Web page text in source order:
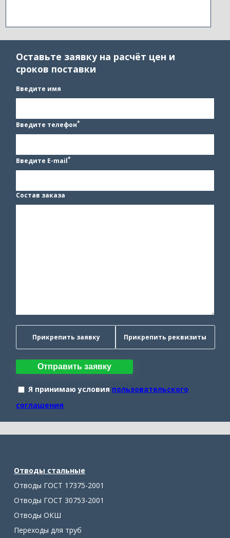
Оставьте заявку на расчёт цен и
сроков поставки
Введите имя
Введите телефон*
Введите E-mail*
Состав заказа
Прикрепить заявку Прикрепить реквизиты
Отправить заявку
Я принимаю условия пользовательского
соглашения
Отводы стальные
Отводы ГОСТ 17375-2001
Отводы ГОСТ 30753-2001
Отводы ОКШ
Переходы для труб